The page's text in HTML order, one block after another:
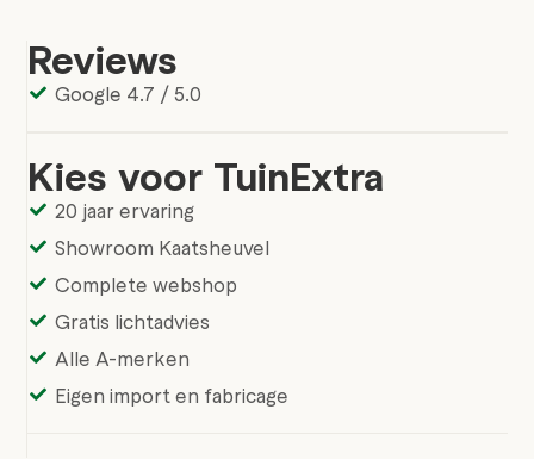
Reviews
Google 4.7 / 5.0
Kies voor TuinExtra
20 jaar ervaring
Showroom Kaatsheuvel
Complete webshop
Gratis lichtadvies
Alle A-merken
Eigen import en fabricage